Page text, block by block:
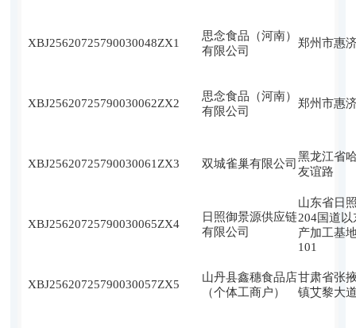
XBJ25620725790030048ZX1
思念食品（河南）
有限公司
郑州市惠
XBJ25620725790030062ZX2
思念食品（河南）
有限公司
郑州市惠
XBJ25620725790030061ZX3 双城雀巢有限公司
黑龙江省
友谊路
XBJ25620725790030065ZX4
日照御景源供应链
有限公司
山东省日
204国道
产加工基
101
XBJ25620725790030057ZX5
山丹县鑫穗食品店
（个体工商户）
甘肃省张
镇艾黎大